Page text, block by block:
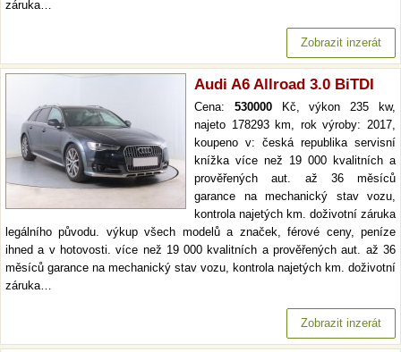
záruka…
Zobrazit inzerát
Audi A6 Allroad 3.0 BiTDI
Cena: 530000Kč, výkon 235 kw,
najeto 178293 km, rok výroby: 2017,
koupeno v: česká republika servisní
knížka více než 19 000 kvalitních a
prověřených aut. až 36 měsíců
garance na mechanický stav vozu,
kontrola najetých km. doživotní záruka
legálního původu. výkup všech modelů a značek, férové ceny, peníze
ihned a v hotovosti. více než 19 000 kvalitních a prověřených aut. až 36
měsíců garance na mechanický stav vozu, kontrola najetých km. doživotní
záruka…
Zobrazit inzerát